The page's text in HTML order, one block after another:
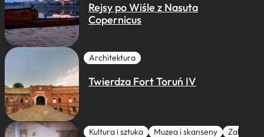
Rejsy po Wiśle z Nasuta
Copernicus
Architektura
Twierdza Fort Toruń IV
Kultura i sztuka Muzea i skanseny Zabytki I